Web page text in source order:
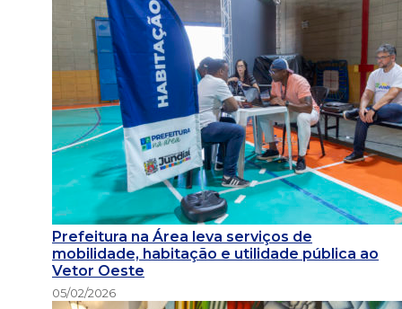
Prefeitura na Área leva serviços de
mobilidade, habitação e utilidade pública ao
Vetor Oeste
05/02/2026